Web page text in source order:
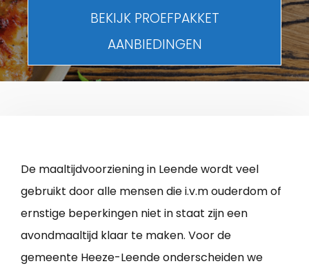
BEKIJK PROEFPAKKET
AANBIEDINGEN
De maaltijdvoorziening in Leende wordt veel
gebruikt door alle mensen die i.v.m ouderdom of
ernstige beperkingen niet in staat zijn een
avondmaaltijd klaar te maken. Voor de
gemeente Heeze-Leende onderscheiden we